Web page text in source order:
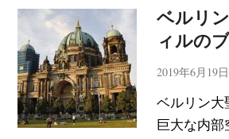
ベルリ
ィルの
2019年6月19日
ベルリン大
巨大な内部